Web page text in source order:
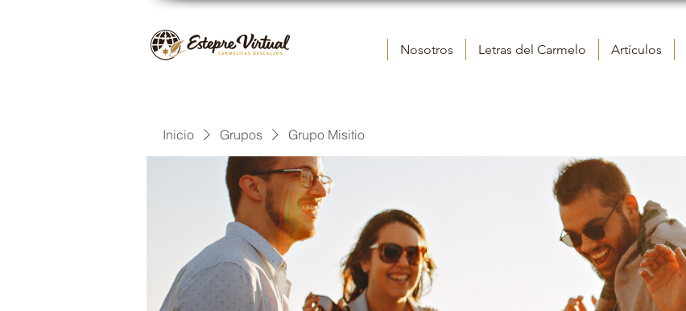
Nosotros Letras del Carmelo Artículos
Inicio Grupos Grupo Misitio